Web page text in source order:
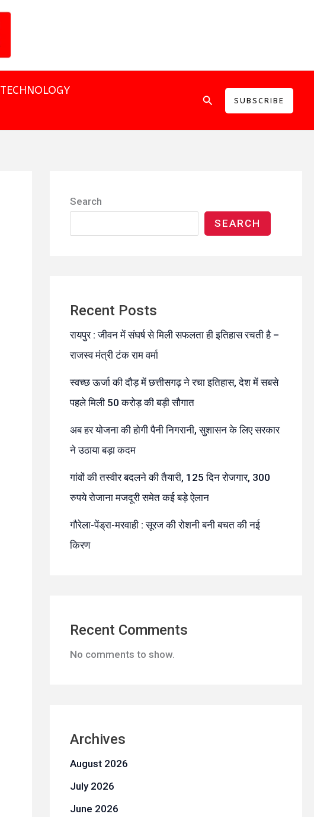
TECHNOLOGY
SearchSUBSCRIBE
Search
SEARCH
Recent Posts
रायपुर : जीवन में संघर्ष से मिली सफलता ही इतिहास रचती है –
राजस्व मंत्री टंक राम वर्मा
स्वच्छ ऊर्जा की दौड़ में छत्तीसगढ़ ने रचा इतिहास, देश में सबसे
पहले मिली 50 करोड़ की बड़ी सौगात
अब हर योजना की होगी पैनी निगरानी, सुशासन के लिए सरकार
ने उठाया बड़ा कदम
गांवों की तस्वीर बदलने की तैयारी, 125 दिन रोजगार, 300
रुपये रोजाना मजदूरी समेत कई बड़े ऐलान
गौरेला-पेंड्रा-मरवाही : सूरज की रोशनी बनी बचत की नई
किरण
Recent Comments
No comments to show.
Archives
August 2026
July 2026
June 2026